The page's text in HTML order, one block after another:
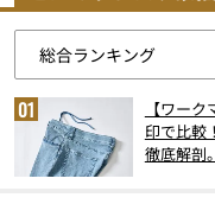
【ワー
印で比較
徹底解剖